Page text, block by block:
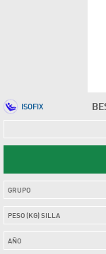
ISOFIX
GRUPO
PESO (KG) SILLA
AÑO